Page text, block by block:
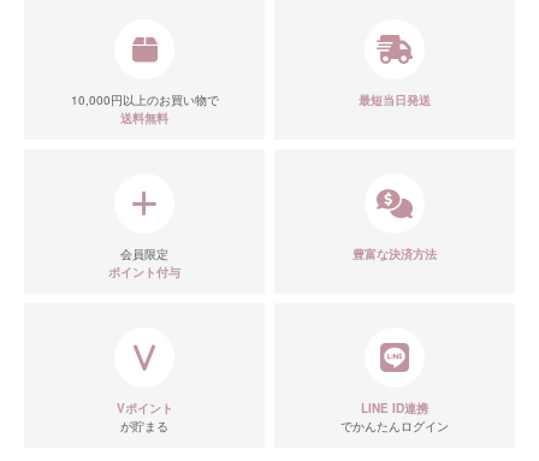
10,000円以上のお買い物で
送料無料
最短当日発送
会員限定
ポイント付与
豊富な決済方法
Vポイント
が貯まる
LINE ID連携
でかんたんログイン